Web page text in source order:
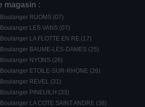
magasin :
RUOMS (07)
LES VANS (07)
LA FLOTTE EN RE (17)
BAUME-LES-DAMES (25)
NYONS (26)
ETOILE-SUR-RHONE (26)
REVEL (31)
PINEUILH (33)
LA COTE SAINT ANDRE (38)